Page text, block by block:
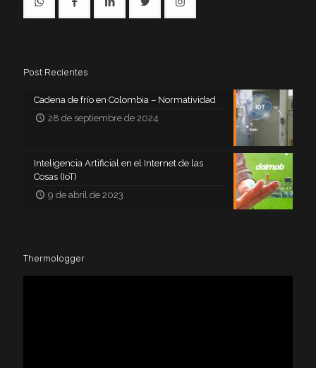
Post Recientes
Cadena de frío en Colombia – Normatividad
28 de septiembre de 2024
Inteligencia Artificial en el Internet de las
Cosas (IoT)
9 de abril de 2023
Thermologger